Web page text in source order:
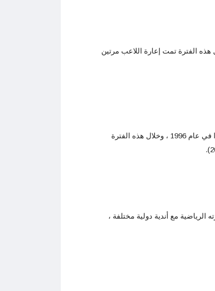
أنجلوس جالاكسي (2007-2013) ، وخلال هذه الفترة تمت إعارة اللاعب مرتين
ظهر اللاعب في فرق الشباب (18 و 21 سنة) حتى التحق بمنتخب إنجلترا في عام 1996 ، وخلال هذه الفترة
مع أندية دولية مختلفة ،